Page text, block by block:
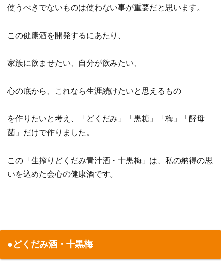
使うべきでないものは使わない事が重要だと思います。
この健康酒を開発するにあたり、
家族に飲ませたい、自分が飲みたい、
心の底から、これなら生涯続けたいと思えるもの
を作りたいと考え、「どくだみ」「黒糖」「梅」「酵母
菌」だけで作りました。
この「生搾りどくだみ青汁酒・十黒梅」は、私の納得の思
いを込めた会心の健康酒です。
●どくだみ酒・十黒梅